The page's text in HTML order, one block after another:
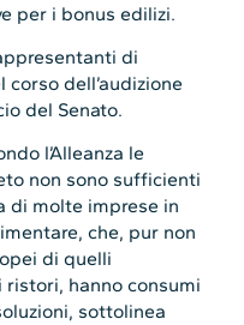
per i bonus edilizi.
di
dell’audizione
del Senato.
l’Alleanza le
non sono sufficienti
di molte imprese in
che, pur non
di quelli
hanno consumi
sottolinea